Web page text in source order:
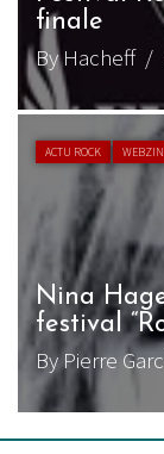
finale
By Hacheff/
ACTU ROCK
Nina
festival
By Pierre